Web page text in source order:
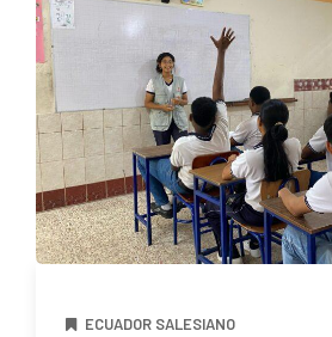
ECUADOR SALESIANO